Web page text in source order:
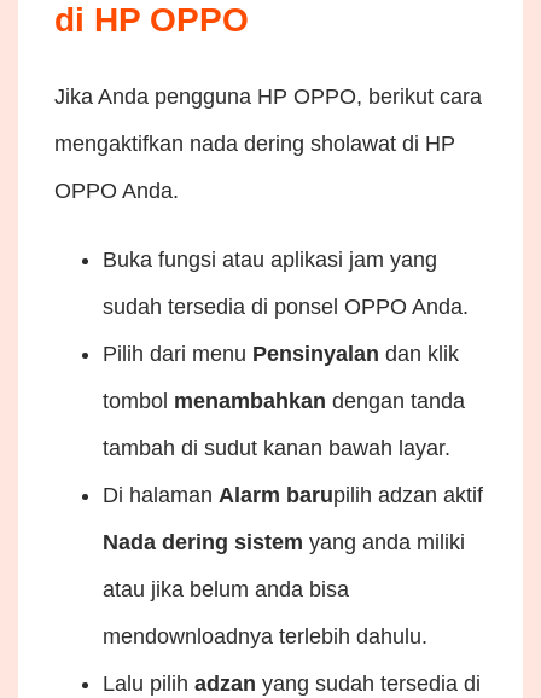
di HP OPPO
Jika Anda pengguna HP OPPO, berikut cara
mengaktifkan nada dering sholawat di HP
OPPO Anda.
Buka fungsi atau aplikasi jam yang
sudah tersedia di ponsel OPPO Anda.
Pilih dari menu Pensinyalan dan klik
tombol menambahkan dengan tanda
tambah di sudut kanan bawah layar.
Di halaman Alarm barupilih adzan aktif
Nada dering sistem yang anda miliki
atau jika belum anda bisa
mendownloadnya terlebih dahulu.
Lalu pilih adzan yang sudah tersedia di